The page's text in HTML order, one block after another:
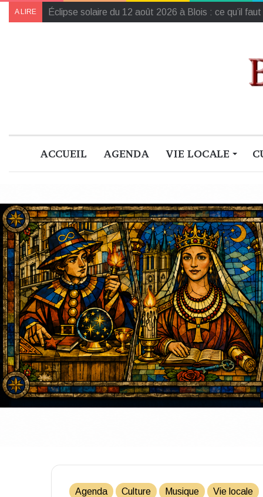
A LIRE L’Harmonie de la région Centre-Val de Loire
ACCUEIL AGENDA VIE LOCALE
Agenda Culture Musique Vie locale